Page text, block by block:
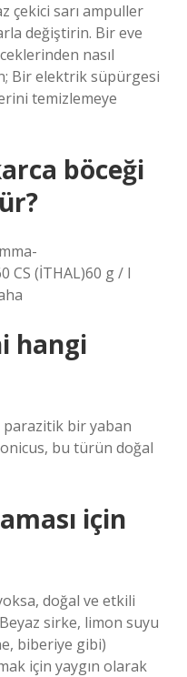
çekici sarı ampuller
değiştirin. Bir eve
nasıl
Bir elektrik süpürgesi
temizlemeye
böceği
CS (İTHAL)60 g / l
hangi
parazitik bir yaban
bu türün doğal
için
doğal ve etkili
sirke, limon suyu
biberiye gibi)
için yaygın olarak